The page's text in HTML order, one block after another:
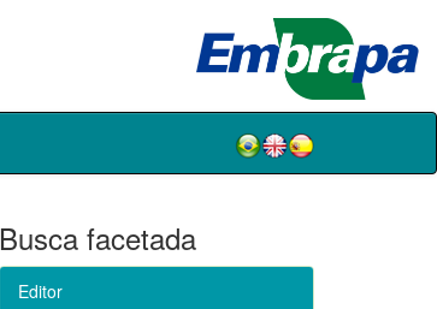
Busca facetada
Editor